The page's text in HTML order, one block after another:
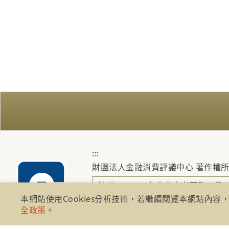
:::
財團法人金融消費評議中心 著作權
地址：10041台北市忠孝西路一段
本網站使用Cookies分析技術，若繼續閱覽本網站內容
全政策 。